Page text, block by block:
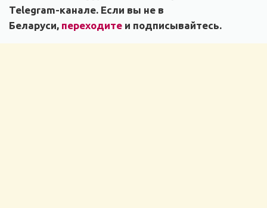
Telegram-канале. Если вы не в
Беларуси, переходите и подписывайтесь.